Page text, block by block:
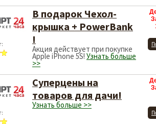
В подарок Чехол-
крышка + PowerBank
!
Акция действует при покупке
Apple iPhone 5S! Узнать больше
>>
Суперцены на
товаров для дачи!
Узнать больше >>